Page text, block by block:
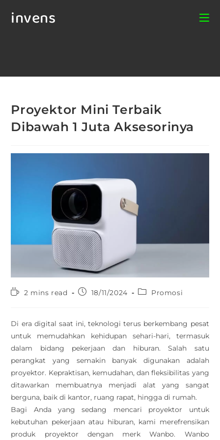
invens
Proyektor Mini Terbaik
Dibawah 1 Juta Aksesorinya
2 mins read 18/11/2024 Promosi
Di era digital saat ini, teknologi terus berkembang pesat
untuk memudahkan kehidupan sehari-hari, termasuk
dalam bidang pekerjaan dan hiburan. Salah satu
perangkat yang semakin banyak digunakan adalah
proyektor. Kepraktisan, kemudahan, dan fleksibilitas yang
ditawarkan membuatnya menjadi alat yang sangat
berguna, baik di kantor, ruang rapat, hingga di rumah.
Bagi Anda yang sedang mencari proyektor untuk
kebutuhan pekerjaan atau hiburan, kami merefrensikan
produk proyektor dengan merk Wanbo. Wanbo